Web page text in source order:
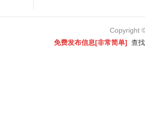
Copyright
免费发布信息[非常简单] 查